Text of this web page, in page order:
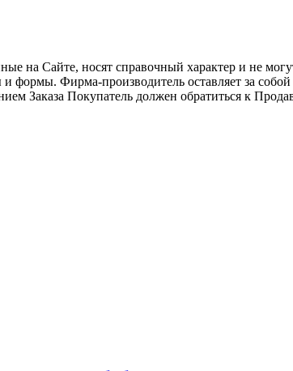
на Сайте, носят справочный характер и не
и формы. Фирма-производитель оставляет за
Заказа Покупатель должен обратиться к